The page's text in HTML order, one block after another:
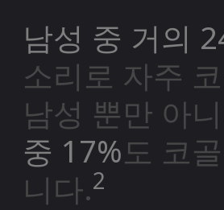
남성 중 거의
소리로 자주
남성 뿐만 아
중 17%도 코
니다.2